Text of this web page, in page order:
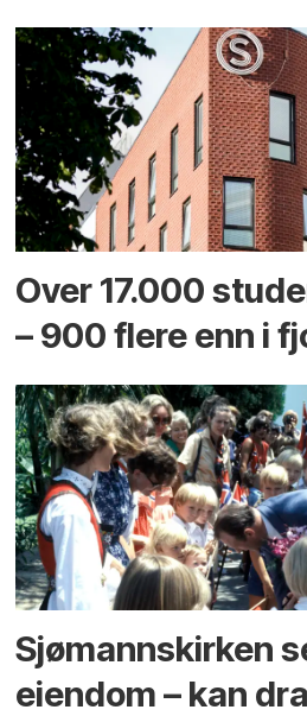
Over 17.000
– 900 flere enn i
Sjømannskirken
eiendom – kan